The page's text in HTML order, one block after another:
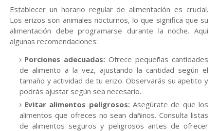
Establecer un horario regular de alimentación es crucial.
Los erizos son animales nocturnos, lo que significa que su
alimentación debe programarse durante la noche. Aquí
algunas recomendaciones:
Porciones adecuadas: Ofrece pequeñas cantidades
de alimento a la vez, ajustando la cantidad según el
tamaño y actividad de tu erizo. Observarás su apetito y
podrás ajustar según sea necesario.
Evitar alimentos peligrosos:Asegúrate de que los
alimentos que ofreces no sean dañinos. Consulta listas
de alimentos seguros y peligrosos antes de ofrecer